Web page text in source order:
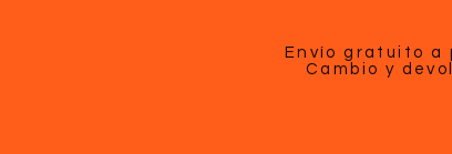
Envío gratuito a
Cambio y